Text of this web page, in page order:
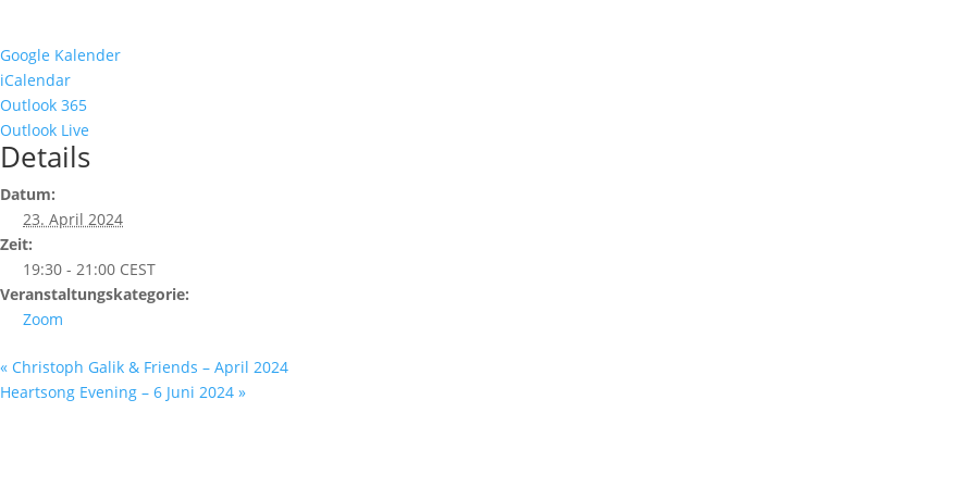
Google Kalender
iCalendar
Outlook 365
Outlook Live
Details
Datum:
23. April 2024
Zeit:
19:30 - 21:00 CEST
Veranstaltungskategorie:
Zoom
« Christoph Galik & Friends – April 2024
Heartsong Evening – 6 Juni 2024 »